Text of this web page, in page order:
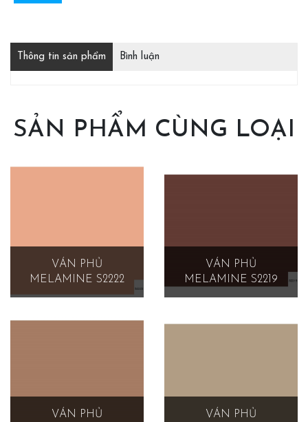
Thông tin sản phẩm Bình luận
SẢN PHẨM CÙNG LOẠI
VÁN PHỦ
MELAMINE S2222
VÁN PHỦ
MELAMINE S2219
VÁN PHỦ
VÁN PHỦ